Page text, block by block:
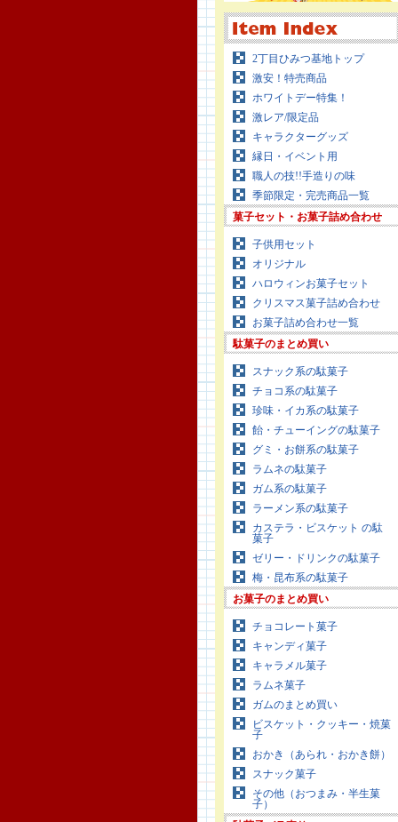
2丁目ひみつ基地トップ
激安！特売商品
ホワイトデー特集！
激レア/限定品
キャラクターグッズ
縁日・イベント用
職人の技!!手造りの味
季節限定・完売商品一覧
菓子セット・お菓子詰め合わせ
子供用セット
オリジナル
ハロウィンお菓子セット
クリスマス菓子詰め合わせ
お菓子詰め合わせ一覧
駄菓子のまとめ買い
スナック系の駄菓子
チョコ系の駄菓子
珍味・イカ系の駄菓子
飴・チューイングの駄菓子
グミ・お餅系の駄菓子
ラムネの駄菓子
ガム系の駄菓子
ラーメン系の駄菓子
カステラ・ビスケット の駄
菓子
ゼリー・ドリンクの駄菓子
梅・昆布系の駄菓子
お菓子のまとめ買い
チョコレート菓子
キャンディ菓子
キャラメル菓子
ラムネ菓子
ガムのまとめ買い
ビスケット・クッキー・焼菓
子
おかき（あられ・おかき餅）
スナック菓子
その他（おつまみ・半生菓
子）